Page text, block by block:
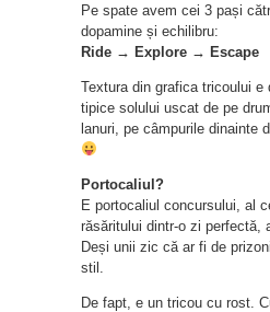
Pe spate avem cei 3 pași
dopamine și echilibru:
Ride → Explore → Escape
Textura din grafica tricoului e
tipice solului uscat de pe
lanuri, pe câmpurile dinainte
Portocaliul?
E portocaliul concursului, al
răsăritului dintr-o zi perfectă,
Deși unii zic că ar fi de
stil.
De fapt, e un tricou cu rost.